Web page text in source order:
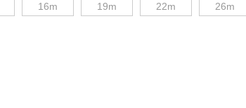
16m 19m 22m 26m